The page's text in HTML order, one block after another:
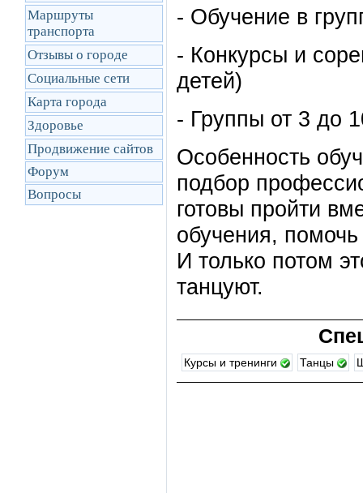
Маршруты
транcпорта
Отзывы о городе
Социальные сети
Карта города
Здоровье
Продвижение сайтов
Форум
Вопросы
- Обучение в
- Конкурсы и
детей)
- Группы от 3 до
Особенность
подбор
готовы пройти
обучения,
И только потом
танцуют.
Курсы и тренинги Танцы